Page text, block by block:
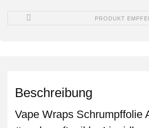
PRODUKT
Beschreibung
Vape Wraps Schrumpffolie